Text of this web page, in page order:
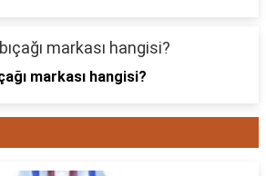
markası hangisi?